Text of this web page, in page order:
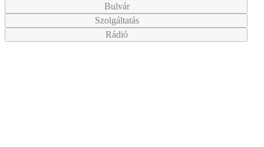
Bulvár
Szolgáltatás
Rádió